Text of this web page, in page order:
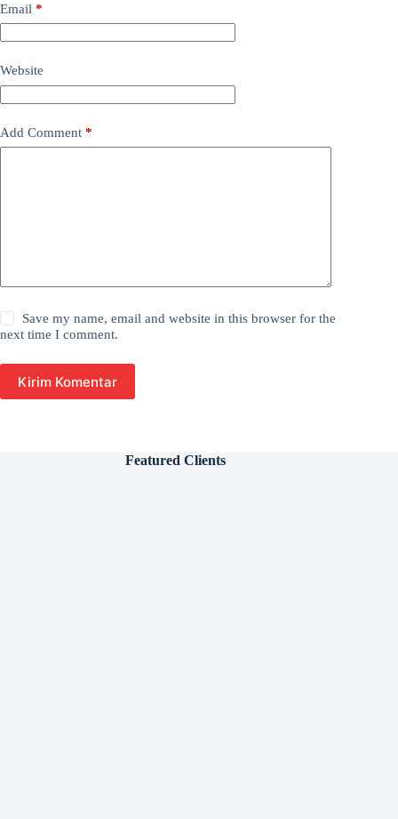
Email *
Website
Add Comment *
Save my name, email and website in this browser for the
next time I comment.
Kirim Komentar
Featured Clients